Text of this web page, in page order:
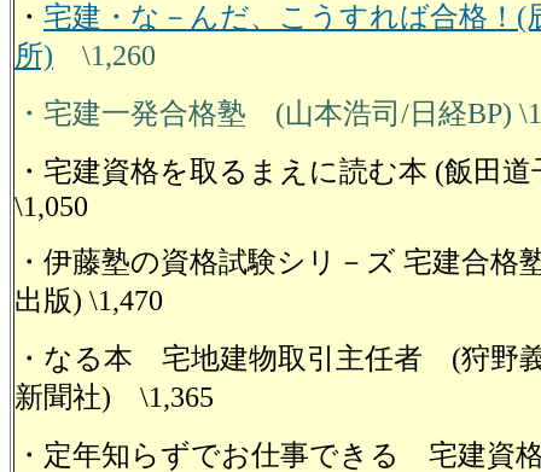
・ 宅建・な－んだ、こうすれば合格！(
所) \1,260
・宅建一発合格塾 (山本浩司/日経BP)
・宅建資格を取るまえに読む本 (飯田
\1,050
・伊藤塾の資格試験シリ－ズ 宅建合格
出版) \1,470
・なる本 宅地建物取引主任者 (狩野
新聞社) \1,365
・定年知らずでお仕事できる 宅建資